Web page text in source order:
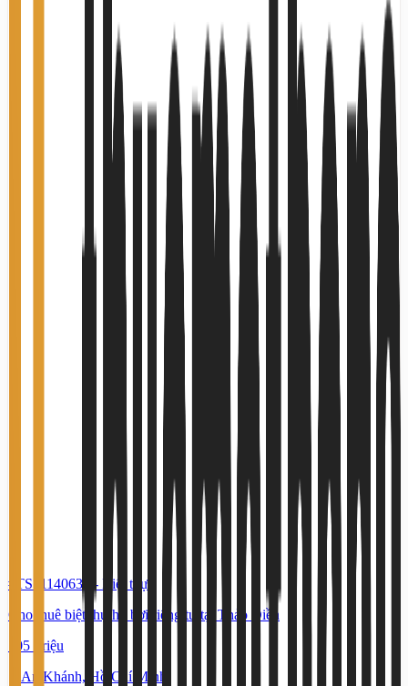
#TS51140634 - Biệt thự
Cho thuê biệt thự hồ bơi riêng tư tại Thảo Điền
105 Triệu
An Khánh, Hồ Chí Minh